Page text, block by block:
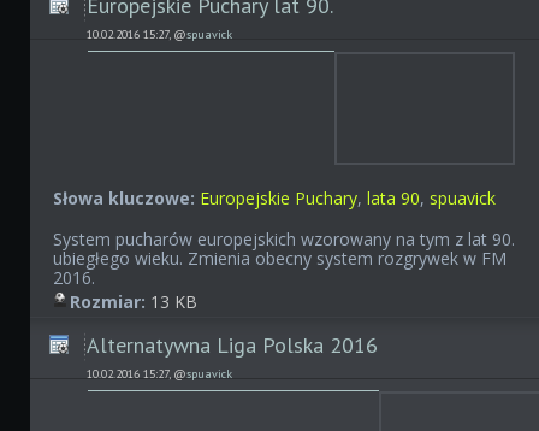
10.02.2016 15:27, @spuavick
Słowa kluczowe: Europejskie Puchary,lata 90, spuavick
System pucharów europejskich wzorowany na tym z lat 90.
ubiegłego wieku. Zmienia obecny system rozgrywek w FM
2016.
Rozmiar: 13 KB
Alternatywna Liga Polska 2016
10.02.2016 15:27, @spuavick